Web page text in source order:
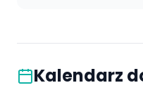
Kalendarz